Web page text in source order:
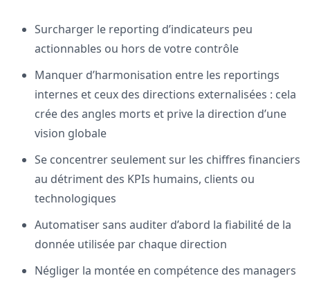
Surcharger le reporting d’indicateurs peu
actionnables ou hors de votre contrôle
Manquer d’harmonisation entre les reportings
internes et ceux des directions externalisées : cela
crée des angles morts et prive la direction d’une
vision globale
Se concentrer seulement sur les chiffres financiers
au détriment des KPIs humains, clients ou
technologiques
Automatiser sans auditer d’abord la fiabilité de la
donnée utilisée par chaque direction
Négliger la montée en compétence des managers